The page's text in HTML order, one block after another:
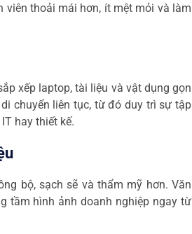
viên thoải mái hơn, ít mệt mỏi và làm
xếp laptop, tài liệu và vật dụng gọn
chuyển liên tục, từ đó duy trì sự tập
hay thiết kế.
bộ, sạch sẽ và thẩm mỹ hơn. Văn
tầm hình ảnh doanh nghiệp ngay từ